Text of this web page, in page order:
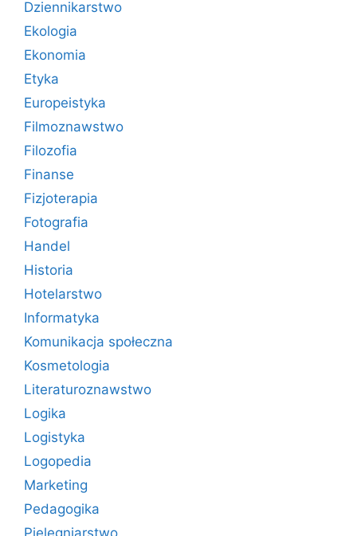
Dziennikarstwo
Ekologia
Ekonomia
Etyka
Europeistyka
Filmoznawstwo
Filozofia
Finanse
Fizjoterapia
Fotografia
Handel
Historia
Hotelarstwo
Informatyka
Komunikacja społeczna
Kosmetologia
Literaturoznawstwo
Logika
Logistyka
Logopedia
Marketing
Pedagogika
Pielęgniarstwo